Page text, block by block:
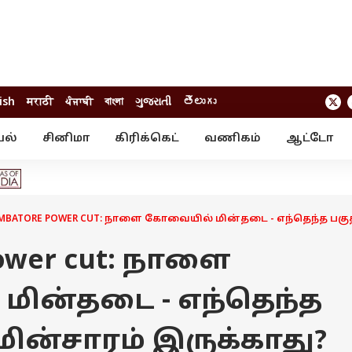
मराठी ਪੰਜਾਬੀ বাংলা ગુજરાતી తెలుగు
சினிமா கிரிக்கெட் வணிகம் ஆட்டோ
POWER CUT: நாளை கோவையில் மின்தடை - எந்தெந்த
cut: நாளை
- எந்தெந்த
இருக்காது?